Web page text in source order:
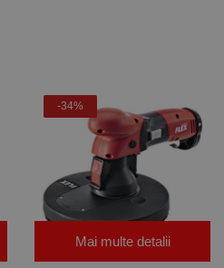
-34%
Mai multe detalii